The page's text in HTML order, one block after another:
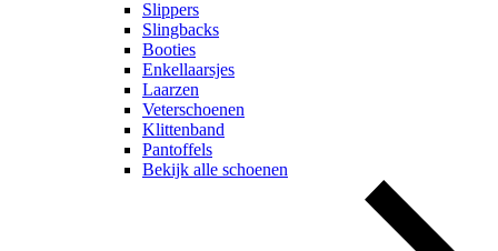
Slippers
Slingbacks
Booties
Enkellaarsjes
Laarzen
Veterschoenen
Klittenband
Pantoffels
Bekijk alle schoenen